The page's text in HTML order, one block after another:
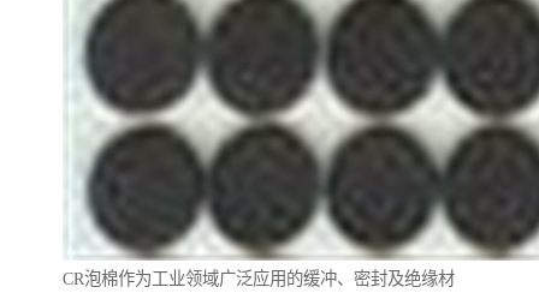
CR泡棉作为工业领域广泛应用的缓冲、密封及绝缘材